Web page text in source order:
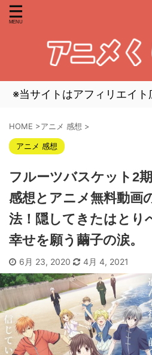
※当サイトはアフィリエイ
HOME >アニメ 感想 >
アニメ 感想
フルーツバスケット2
感想とアニメ無料動画
法！隠してきたはとり
幸せを願う繭子の涙。
6月 23, 2020 4月 4, 2021